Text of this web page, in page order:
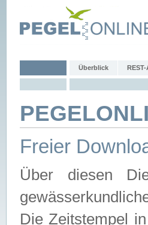
Überblick REST-
Freier
Über diesen
Die Zeitstempel